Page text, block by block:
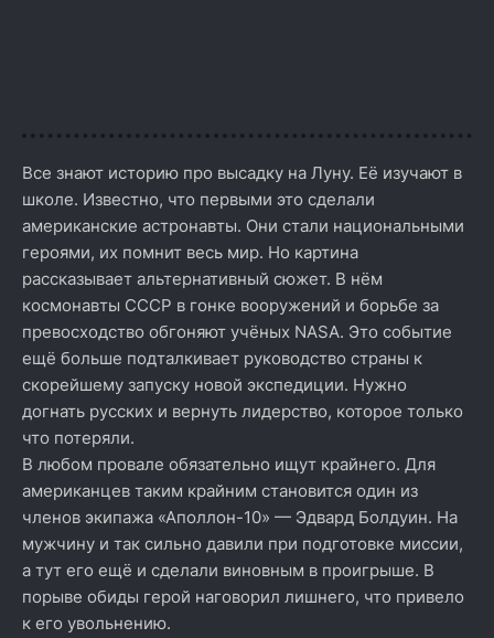
Все знают историю про высадку на Луну. Её изучают в
школе. Известно, что первыми это сделали
американские астронавты. Они стали национальными
героями, их помнит весь мир. Но картина
рассказывает альтернативный сюжет. В нём
космонавты СССР в гонке вооружений и борьбе за
превосходство обгоняют учёных NASA. Это событие
ещё больше подталкивает руководство страны к
скорейшему запуску новой экспедиции. Нужно
догнать русских и вернуть лидерство, которое только
что потеряли.
В любом провале обязательно ищут крайнего. Для
американцев таким крайним становится один из
членов экипажа «Аполлон-10» — Эдвард Болдуин. На
мужчину и так сильно давили при подготовке миссии,
а тут его ещё и сделали виновным в проигрыше. В
порыве обиды герой наговорил лишнего, что привело
к его увольнению.